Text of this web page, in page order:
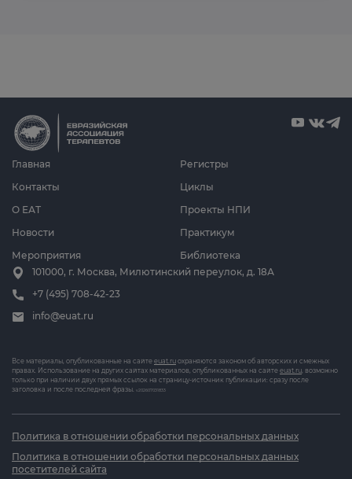
Главная
О ЕАТ
Новости
Мероприятия
Циклы
Проекты НПИ
Практикум
Библиотека
Регистры
Контакты
101000, г. Москва, Милютинский переулок, д. 18А
+7 (495) 708-42-23
info@euat.ru
Все материалы, опубликованные на сайте euat.ru охраняются законом об авторских и смежных
правах. Использование на других сайтах материалов, опубликованных на сайте euat.ru, возможно
только при наличии двух прямых ссылок на страницу-источник публикации: сразу после
заголовка и после последней фразы. v202607031833
Политика в отношении обработки персональных данных
Политика в отношении обработки персональных данных
посетителей сайта